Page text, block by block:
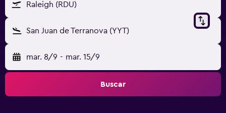
Raleigh (RDU)
San Juan de Terranova (YYT)
mar. 8/9 - mar. 15/9
Buscar